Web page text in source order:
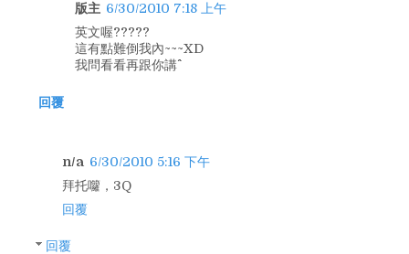
版主 6/30/2010 7:18 上午
英文喔?????
這有點難倒我內~~~XD
我問看看再跟你講^^
回覆
n/a 6/30/2010 5:16 下午
拜托囖，3Q
回覆
回覆